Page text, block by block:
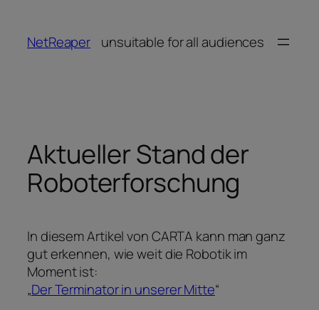
springen
NetReaper unsuitable for all audiences
Aktueller Stand der
Roboterforschung
In diesem Artikel von CARTA kann man ganz
gut erkennen, wie weit die Robotik im
Moment ist:
„Der Terminator in unserer Mitte“